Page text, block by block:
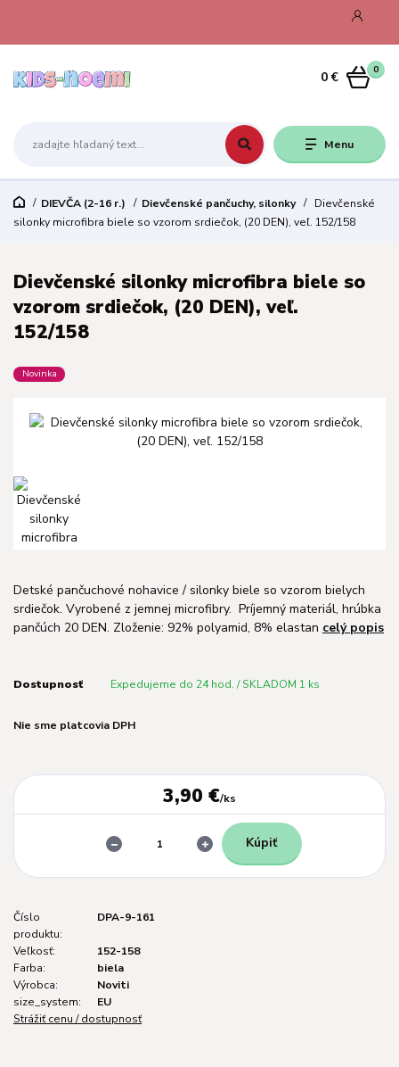
Menu
0
0 €
DIEVČA (2-16 r.) Dievčenské pančuchy, silonky
Dievčenské
silonky microfibra biele so vzorom srdiečok, (20 DEN), veľ. 152/158
Dievčenské silonky microfibra biele so
vzorom srdiečok, (20 DEN), veľ.
152/158
Novinka
Detské pančuchové nohavice / silonky biele so vzorom bielych
srdiečok. Vyrobené z jemnej microfibry. Príjemný materiál, hrúbka
pančúch 20 DEN. Zloženie: 92% polyamid, 8% elastan celý popis
Dostupnosť Expedujeme do 24 hod. / SKLADOM 1 ks
Nie sme platcovia DPH
3,90 €/ks
Kúpiť
Číslo
produktu:
DPA-9-161
Veľkosť:
152-158
Farba:
biela
Výrobca:
Noviti
size_system:
EU
Strážiť cenu / dostupnosť